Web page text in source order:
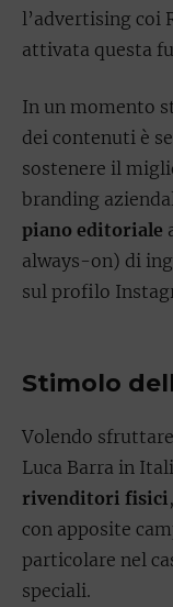
l’advertising coi
attivata questa
In un momento
dei contenuti è
sostenere il
branding
piano editoriale
always-on) di
sul profilo
Stimolo
Volendo
Luca Barra in
rivenditori fisici
con apposite
particolare nel
speciali.